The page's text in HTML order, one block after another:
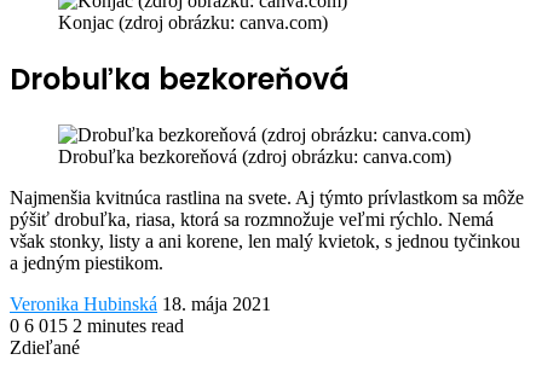
Konjac (zdroj obrázku: canva.com)
Drobuľka bezkoreňová
Drobuľka bezkoreňová (zdroj obrázku: canva.com)
Najmenšia kvitnúca rastlina na svete. Aj týmto prívlastkom sa môže
pýšiť drobuľka, riasa, ktorá sa rozmnožuje veľmi rýchlo. Nemá
však stonky, listy a ani korene, len malý kvietok, s jednou tyčinkou
a jedným piestikom.
Veronika Hubinská Send
an
18. mája 2021
0 6 015 2 minutes read
Facebook
Twitter
LinkedIn
Share
Print
Zdieľané